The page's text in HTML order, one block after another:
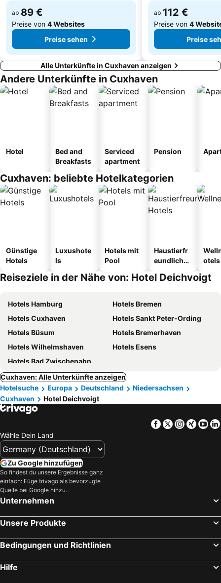
ab 89 €
Preise von 4 Websites
Preise sehen
ab 112 €
Preise von 4
Preise
Alle Unterkünfte in Cuxhaven anzeigen
Andere Unterkünfte in Cuxhaven
Hotel
Bed and
Breakfasts
Serviced
apartment
Pension
Cuxhaven: beliebte Hotelkategorien
Günstige
Hotels
Luxushote
ls
Hotels mit
Pool
Haustierfr
eundliche
otels
Reiseziele in der Nähe von: Hotel Deichvoigt
Hotels Hamburg
Hotels Bremen
Hotels Cuxhaven
Hotels Sankt Peter-Ording
Hotels Büsum
Hotels Bremerhaven
Hotels Wilhelmshaven
Hotels Esens
Hotels Bad Zwischenahn
Cuxhaven: Alle Unterkünfte anzeigen
Hotelsuche
Europa Deutschland
Niedersachsen
Cuxhaven
Hotel Deichvoigt
Facebook
TwitterXing
Wähle Dein Land
Zu Google hinzufügen
So findest du unsere Ergebnisse ganz
einfach: Füge trivago als bevorzugte
Quelle bei Google hinzu.
Unternehmen
Unsere Produkte
Bedingungen und Richtlinien
Hilfe